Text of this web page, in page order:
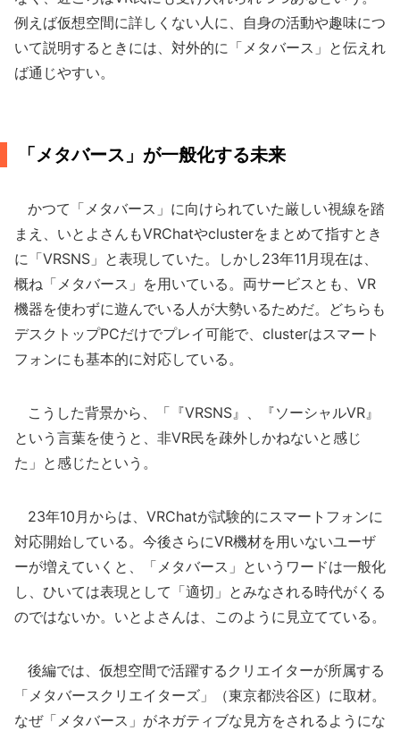
例えば仮想空間に詳しくない人に、自身の活動や趣味につ
いて説明するときには、対外的に「メタバース」と伝えれ
ば通じやすい。
「メタバース」が一般化する未来
かつて「メタバース」に向けられていた厳しい視線を踏
まえ、いとよさんもVRChatやclusterをまとめて指すとき
に「VRSNS」と表現していた。しかし23年11月現在は、
概ね「メタバース」を用いている。両サービスとも、VR
機器を使わずに遊んでいる人が大勢いるためだ。どちらも
デスクトップPCだけでプレイ可能で、clusterはスマート
フォンにも基本的に対応している。
こうした背景から、「『VRSNS』、『ソーシャルVR』
という言葉を使うと、非VR民を疎外しかねないと感じ
た」と感じたという。
23年10月からは、VRChatが試験的にスマートフォンに
対応開始している。今後さらにVR機材を用いないユーザ
ーが増えていくと、「メタバース」というワードは一般化
し、ひいては表現として「適切」とみなされる時代がくる
のではないか。いとよさんは、このように見立てている。
後編では、仮想空間で活躍するクリエイターが所属する
「メタバースクリエイターズ」（東京都渋谷区）に取材。
なぜ「メタバース」がネガティブな見方をされるようにな